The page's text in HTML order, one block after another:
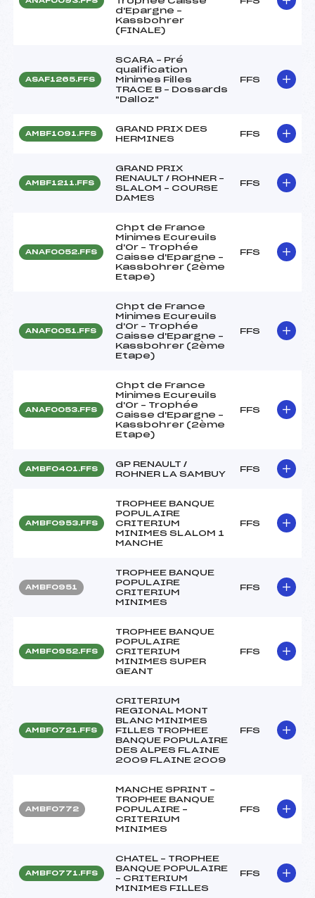
d'Epargne –
Kassbohrer
(FINALE)
ASAF1265.FFS
SCARA – Pré
qualification
Minimes Filles
TRACE B – Dossards
"Dalloz"
FFS
AMBF1091.FFS
GRAND PRIX DES
HERMINES
FFS
AMBF1211.FFS
GRAND PRIX
RENAULT / ROHNER –
SLALOM – COURSE
DAMES
FFS
ANAF0052.FFS
Chpt de France
Minimes Ecureuils
d'Or – Trophée
Caisse d'Epargne –
Kassbohrer (2ème
Etape)
FFS
ANAF0051.FFS
Chpt de France
Minimes Ecureuils
d'Or – Trophée
Caisse d'Epargne –
Kassbohrer (2ème
Etape)
FFS
ANAF0053.FFS
Chpt de France
Minimes Ecureuils
d'Or – Trophée
Caisse d'Epargne –
Kassbohrer (2ème
Etape)
FFS
AMBF0401.FFS
GP RENAULT /
ROHNER LA SAMBUY
FFS
AMBF0953.FFS
TROPHEE BANQUE
POPULAIRE
CRITERIUM
MINIMES SLALOM 1
MANCHE
FFS
AMBF0951
TROPHEE BANQUE
POPULAIRE
CRITERIUM
MINIMES
FFS
AMBF0952.FFS
TROPHEE BANQUE
POPULAIRE
CRITERIUM
MINIMES SUPER
GEANT
FFS
AMBF0721.FFS
CRITERIUM
REGIONAL MONT
BLANC MINIMES
FILLES TROPHEE
BANQUE POPULAIRE
DES ALPES FLAINE
2009 FLAINE 2009
FFS
AMBF0772
MANCHE SPRINT –
TROPHEE BANQUE
POPULAIRE –
CRITERIUM
MINIMES
FFS
AMBF0771.FFS
CHATEL – TROPHEE
BANQUE POPULAIRE
– CRITERIUM
MINIMES FILLES
FFS